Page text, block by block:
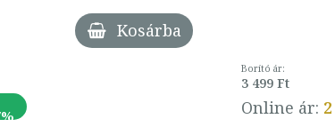
Kosárba
Borító ár:
3 499 Ft
Online ár: